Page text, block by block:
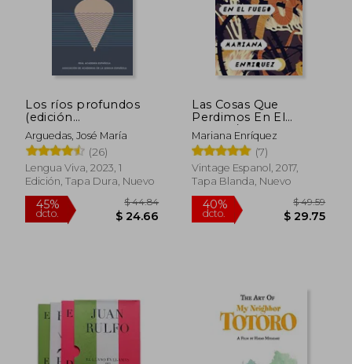
45%
dcto.
Los ríos profundos
(edición
conmemorativa de
RAE y ASALE)
Arguedas, José María
(26)
Lengua Viva, 2023, 1
Edición, Tapa Dura, Nuevo
Las Cosas Que
Perdimos En El
Fuego / Things We
Lost in the Fire:
Things We Lost in the
Fire - Spanish-
Language Edition
Mariana Enríquez
(7)
Vintage Espanol, 2017,
Tapa Blanda, Nuevo